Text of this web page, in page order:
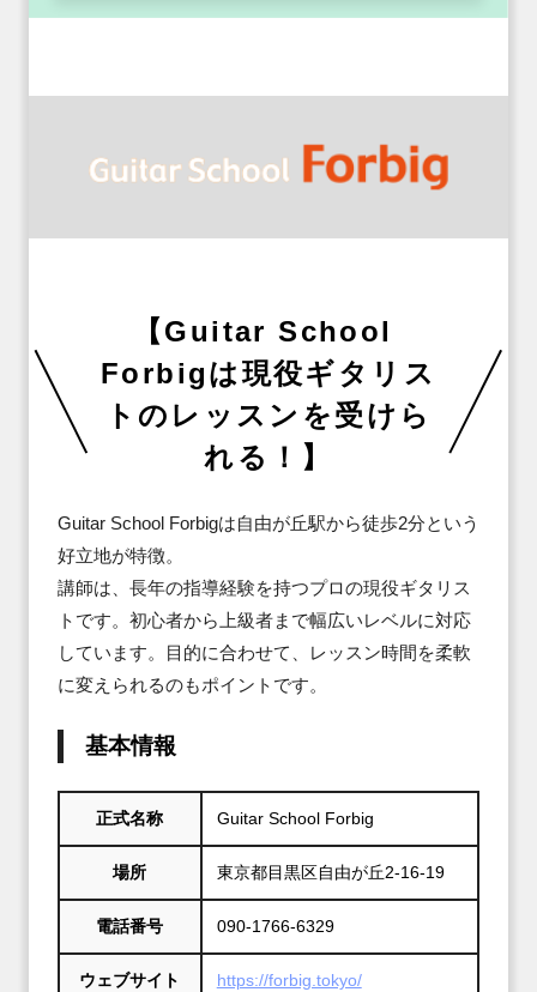
【Guitar School
Forbigは現役ギタリス
トのレッスンを受けら
れる！】
Guitar School Forbigは自由が丘駅から徒歩2分という
好立地が特徴。
講師は、長年の指導経験を持つプロの現役ギタリス
トです。初心者から上級者まで幅広いレベルに対応
しています。目的に合わせて、レッスン時間を柔軟
に変えられるのもポイントです。
基本情報
正式名称 Guitar School Forbig
場所 東京都目黒区自由が丘2-16-19
電話番号 090-1766-6329
ウェブサイト https://forbig.tokyo/